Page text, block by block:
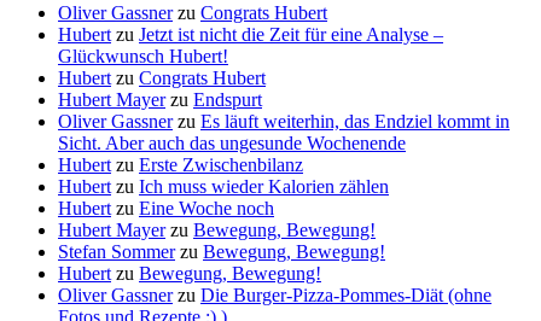
Oliver Gassnerzu Congrats Hubert
Hubert zu Jetzt ist nicht die Zeit für eine Analyse –
Glückwunsch Hubert!
Hubert zu Congrats Hubert
Hubert Mayerzu Endspurt
Oliver Gassnerzu Es läuft weiterhin, das Endziel kommt in
Sicht. Aber auch das ungesunde Wochenende
Hubert zu Erste Zwischenbilanz
Hubert zu Ich muss wieder Kalorien zählen
Hubert zu Eine Woche noch
Hubert Mayerzu Bewegung, Bewegung!
Stefan Sommerzu Bewegung, Bewegung!
Hubert zu Bewegung, Bewegung!
Oliver Gassnerzu Die Burger-Pizza-Pommes-Diät (ohne
Fotos und Rezepte ;) )